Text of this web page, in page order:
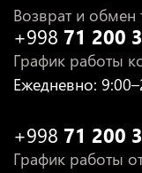
Возврат и обмен
+998 71 200
График работы
Ежедневно:
+998 71 200
График работы